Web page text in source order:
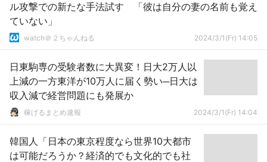
ル攻撃での新たな手法試す 「彼は自分の妻の名前も覚え
ていない」
watch＠２ちゃんねる 2024/3/1(Fr) 14:05
日東駒専の受験者数に大異変！日大2万人以
上減の一方東洋が10万人に届く勢い─日大は
収入減で経営問題にも発展か
稼げるまとめ速報 2024/3/1(Fr) 14:04
韓国人「日本の東京程度なら世界10大都市
は可能だろうか？経済的でも文化的でも社